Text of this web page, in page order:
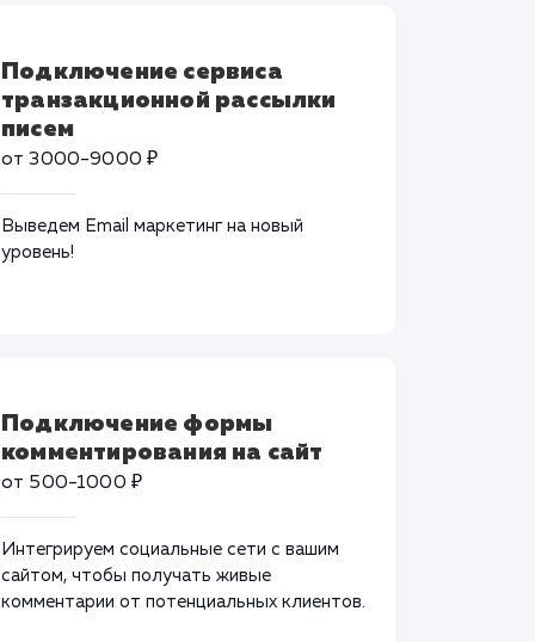
Подключение сервиса
транзакционной рассылки
писем
от 3000-9000 ₽
Выведем Email маркетинг на новый
уровень!
Подключение формы
комментирования на сайт
от 500-1000 ₽
Интегрируем социальные сети с вашим
сайтом, чтобы получать живые
комментарии от потенциальных клиентов.